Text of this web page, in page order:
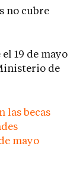
no cubre
19 de mayo
de
las becas
mayo